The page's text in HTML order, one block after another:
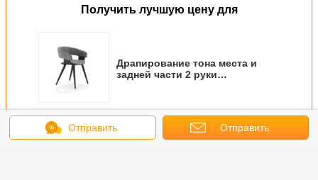
Получить лучшую цену для
Драпирование тона места и
задней части 2 руки
Продолжать
Отправить Отправить